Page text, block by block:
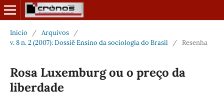
Início / Arquivos
/
v. 8 n. 2 (2007): Dossiê Ensino da sociologia do Brasil
/ Resenha
Rosa Luxemburg ou o preço da
liberdade